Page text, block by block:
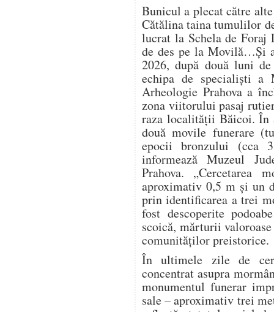
Bunicul a plecat către
Cătălina taina tumulilor
lucrat la Schela de
de des pe la Movilă…Și
2026, după două luni
echipa de specialiști a
Arheologie Prahova a
zona viitorului pasaj
raza localității Băicoi. În
două movile funerare
epocii bronzului (cca
informează Muzeul
Prahova.
aproximativ 0,5 m și un
prin identificarea a trei
fost descoperite
scoică, mărturii
comunităților preistorice.
În ultimele zile de
concentrat asupra
monumentul funerar
sale – aproximativ trei